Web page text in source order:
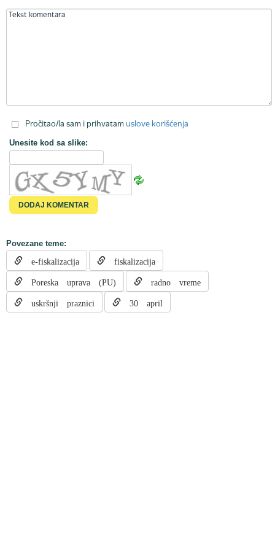
Pročitao/la sam i prihvatam uslove korišćenja
Unesite kod sa slike:
Povezane teme:
e-fiskalizacija fiskalizacija
Poreska uprava (PU) radno vreme
uskršnji praznici 30 april